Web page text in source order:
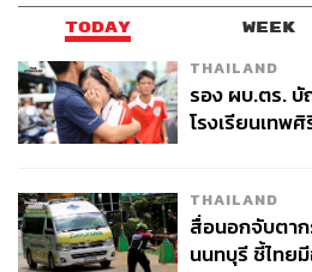
TODAY WEEK
THAILAND
รอง ผบ.ตร.
โรงเรียนเทพ
THAILAND
สื่อนอกจับตาก
นนทบุรี ชี้ไทย